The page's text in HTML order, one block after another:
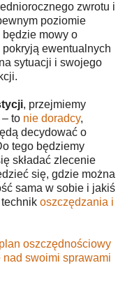
zwrotu i
poziomie
mowy o
ewentualnych
sytuacji i swojego
, przejmiemy
– to nie doradcy,
decydować o
tego będziemy
składać zlecenie
się, gdzie można
sama w sobie i jakiś
oszczędzania i
oszczędnościowy
swoimi sprawami